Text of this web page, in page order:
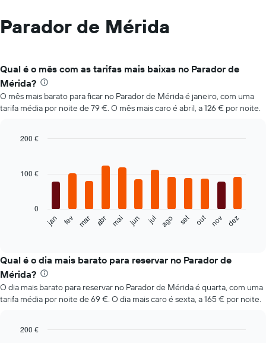
Parador de Mérida
Qual é o mês com as tarifas mais baixas no Parador de
Mérida?
O mês mais barato para ficar no Parador de Mérida é janeiro, com uma
tarifa média por noite de 79 €. O mês mais caro é abril, a 126 € por noite.
with
o
preço
médio
de
um
em
cada
jan fev mar abr mai jun jul ago set out nov dez
0
100 €
200 €
Qual é o dia mais barato para reservar no Parador de
Mérida?
O dia mais barato para reservar no Parador de Mérida é quarta, com uma
tarifa média por noite de 69 €. O dia mais caro é sexta, a 165 € por noite.
200 €